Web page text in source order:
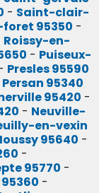
- Saint-clair-
95350 -
Roissy-en-
- Puiseux-
Presles 95590
Persan 95340
95420 -
- Neuville-
en-vexin
95640 -
-
95770 -
-